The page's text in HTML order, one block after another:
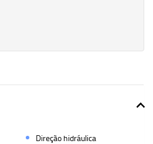
Direção hidráulica